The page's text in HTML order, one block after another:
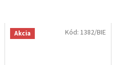
O
Akcia Kód: 1382/BIE